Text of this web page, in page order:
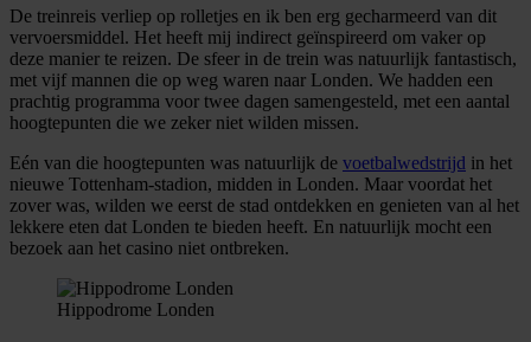
De treinreis verliep op rolletjes en ik ben erg gecharmeerd van dit
vervoersmiddel. Het heeft mij indirect geïnspireerd om vaker op
deze manier te reizen. De sfeer in de trein was natuurlijk fantastisch,
met vijf mannen die op weg waren naar Londen. We hadden een
prachtig programma voor twee dagen samengesteld, met een aantal
hoogtepunten die we zeker niet wilden missen.
Eén van die hoogtepunten was natuurlijk de voetbalwedstrijd in het
nieuwe Tottenham-stadion, midden in Londen. Maar voordat het
zover was, wilden we eerst de stad ontdekken en genieten van al het
lekkere eten dat Londen te bieden heeft. En natuurlijk mocht een
bezoek aan het casino niet ontbreken.
Hippodrome Londen